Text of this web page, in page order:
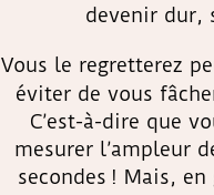
devenir dur,
Vous le regretterez
éviter de vous
C’est-à-dire que
mesurer l’ampleur
secondes ! Mais,